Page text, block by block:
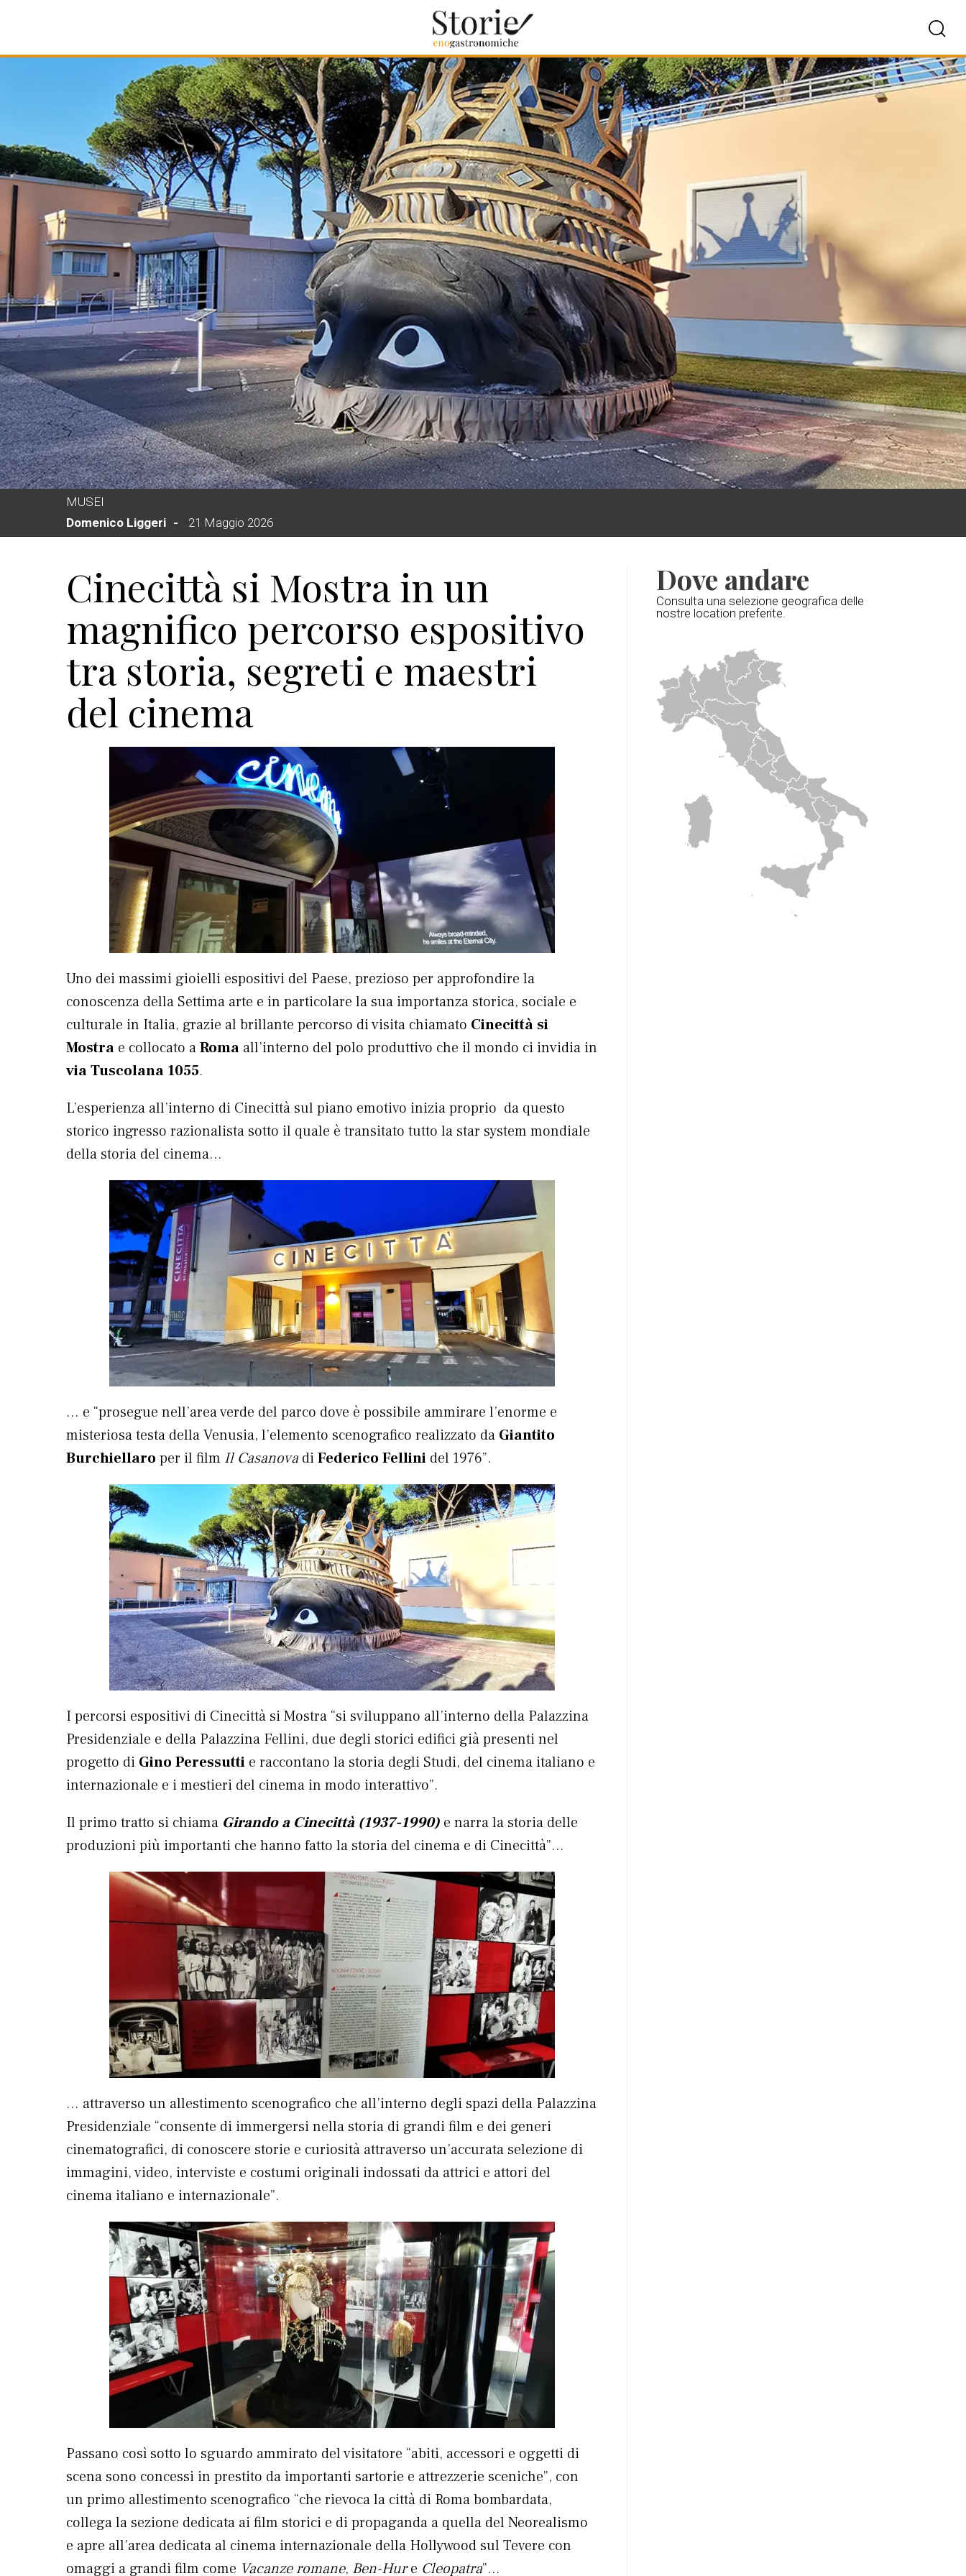
MUSEI
Domenico Liggeri
21 Maggio 2026
Cinecittà si Mostra in un
magnifico percorso espositivo
tra storia, segreti e maestri
del cinema
Uno dei massimi gioielli espositivi del Paese, prezioso per approfondire la
conoscenza della Settima arte e in particolare la sua importanza storica, sociale e
culturale in Italia, grazie al brillante percorso di visita chiamato Cinecittà si
Mostra e collocato aRoma all’interno del polo produttivo che il mondo ci invidia in
via Tuscolana 1055.
L’esperienza all’interno di Cinecittà sul piano emotivo inizia proprio da questo
storico ingresso razionalista sotto il quale è transitato tutto la star system mondiale
della storia del cinema…
… e “prosegue nell’area verde del parco dove è possibile ammirare l’enorme e
misteriosa testa della Venusia, l’elemento scenografico realizzato da Giantito
Burchiellaro per il film Il Casanova diFederico Fellini del 1976”.
I percorsi espositivi di Cinecittà si Mostra “si sviluppano all’interno della Palazzina
Presidenziale e della Palazzina Fellini, due degli storici edifici già presenti nel
progetto di Gino Peressutti e raccontano la storia degli Studi, del cinema italiano e
internazionale e i mestieri del cinema in modo interattivo”.
Il primo tratto si chiama Girando a Cinecittà (1937-1990) e narra la storia delle
produzioni più importanti che hanno fatto la storia del cinema e di Cinecittà”…
… attraverso un allestimento scenografico che all’interno degli spazi della Palazzina
Presidenziale “consente di immergersi nella storia di grandi film e dei generi
cinematografici, di conoscere storie e curiosità attraverso un’accurata selezione di
immagini, video, interviste e costumi originali indossati da attrici e attori del
cinema italiano e internazionale”.
Passano così sotto lo sguardo ammirato del visitatore “abiti, accessori e oggetti di
scena sono concessi in prestito da importanti sartorie e attrezzerie sceniche”, con
un primo allestimento scenografico “che rievoca la città di Roma bombardata,
collega la sezione dedicata ai film storici e di propaganda a quella del Neorealismo
e apre all’area dedicata al cinema internazionale della Hollywood sul Tevere con
omaggi a grandi film come Vacanze romane, Ben-Hure Cleopatra”…
Dove andare
Consulta una selezione geografica delle
nostre location preferite.